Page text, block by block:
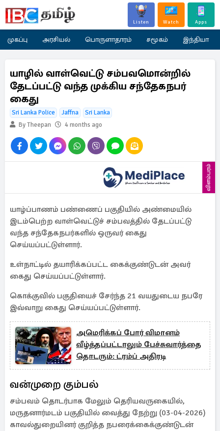
Listen Watch Apps
முகப்பு அரசியல் பொருளாதாரம் சமூகம் இந்தியா
யாழில் வாள்வெட்டு சம்பவமொன்றில்
தேடப்பட்டு வந்த முக்கிய சந்தேகநபர்
கைது
Sri Lanka Police Jaffna
Sri Lanka
By Theepan
4 months ago
விளம்பரம்
யாழ்ப்பாணம் பண்ணைப் பகுதியில் அண்மையில்
இடம்பெற்ற வாள்வெட்டுச் சம்பவத்தில் தேடப்பட்டு
வந்த சந்தேகநபர்களில் ஒருவர் கைது
செய்யப்பட்டுள்ளார்.
உள்நாட்டில் தயாரிக்கப்பட்ட கைக்குண்டுடன் அவர்
கைது செய்யப்பட்டுள்ளார்.
கொக்குவில் பகுதியைச் சேர்ந்த 21 வயதுடைய நபரே
இவ்வாறு கைது செய்யப்பட்டுள்ளார்.
அமெரிக்கப் போர் விமானம்
வீழ்த்தப்பட்டாலும் பேச்சுவார்த்தை
தொடரும்: ட்ரம்ப் அதிரடி
வன்முறை கும்பல்
சம்பவம் தொடர்பாக மேலும் தெரியவருகையில்,
மருதனார்மடம் பகுதியில் வைத்து நேற்று (03-04-2026)
காவல்துறையினர் குறித்த நபரைக்கைக்குண்டுடன்